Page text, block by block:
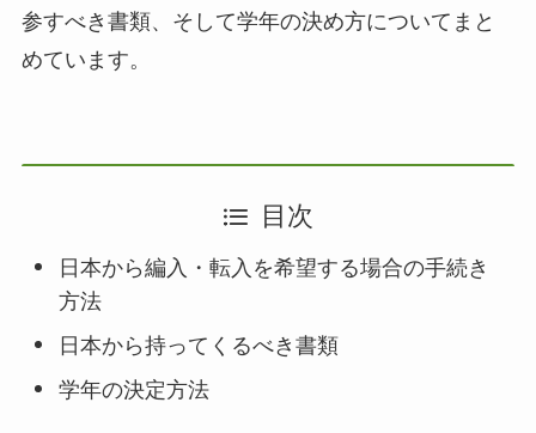
参すべき書類、そして学年の決め方についてまと
めています。
目次
日本から編入・転入を希望する場合の手続き
方法
日本から持ってくるべき書類
学年の決定方法